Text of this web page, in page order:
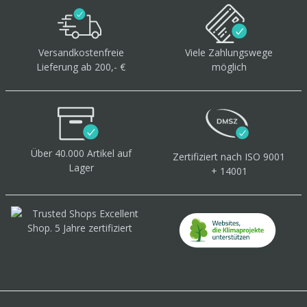
Versandkostenfreie
Lieferung ab 200,- €
Viele Zahlungswege
möglich
Über 40.000 Artikel auf
Lager
Zertifiziert nach ISO 9001
+ 14001